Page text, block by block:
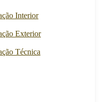
Interior
Exterior
Técnica